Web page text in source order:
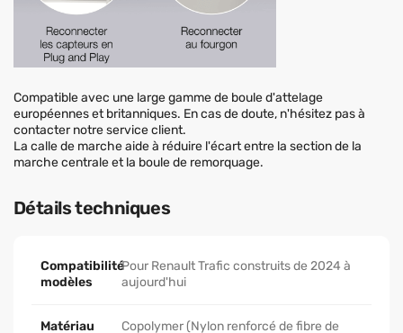
Compatible avec une large gamme de boule d'attelage
européennes et britanniques. En cas de doute, n'hésitez pas à
contacter notre service client.
La calle de marche aide à réduire l'écart entre la section de la
marche centrale et la boule de remorquage.
Détails techniques
Compatibilité
modèles
Pour Renault Trafic construits de 2024 à
aujourd'hui
Matériau
Copolymer (Nylon renforcé de fibre de